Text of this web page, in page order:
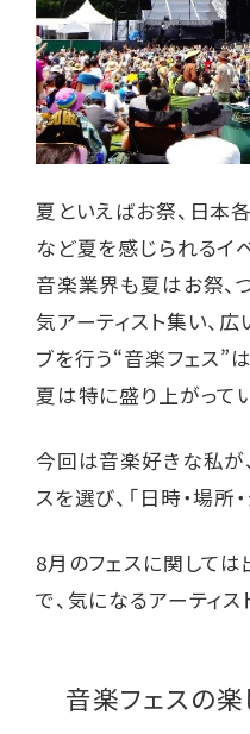
夏といえばお祭、日本
など夏を感じられるイ
音楽業界も夏はお祭、
気アーティスト集い、
ブを行う“音楽フェス”
夏は特に盛り上がって
今回は音楽好きな私が
スを選び、「日時・場所
8月のフェスに関して
で、気になるアーティ
音楽フェスの